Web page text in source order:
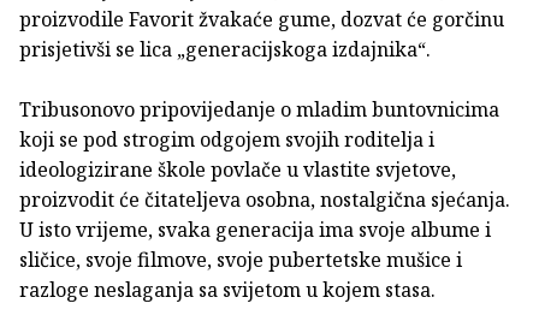
proizvodile Favorit žvakaće gume, dozvat će gorčinu
prisjetivši se lica „generacijskoga izdajnika“.
Tribusonovo pripovijedanje o mladim buntovnicima
koji se pod strogim odgojem svojih roditelja i
ideologizirane škole povlače u vlastite svjetove,
proizvodit će čitateljeva osobna, nostalgična sjećanja.
U isto vrijeme, svaka generacija ima svoje albume i
sličice, svoje filmove, svoje pubertetske mušice i
razloge neslaganja sa svijetom u kojem stasa.